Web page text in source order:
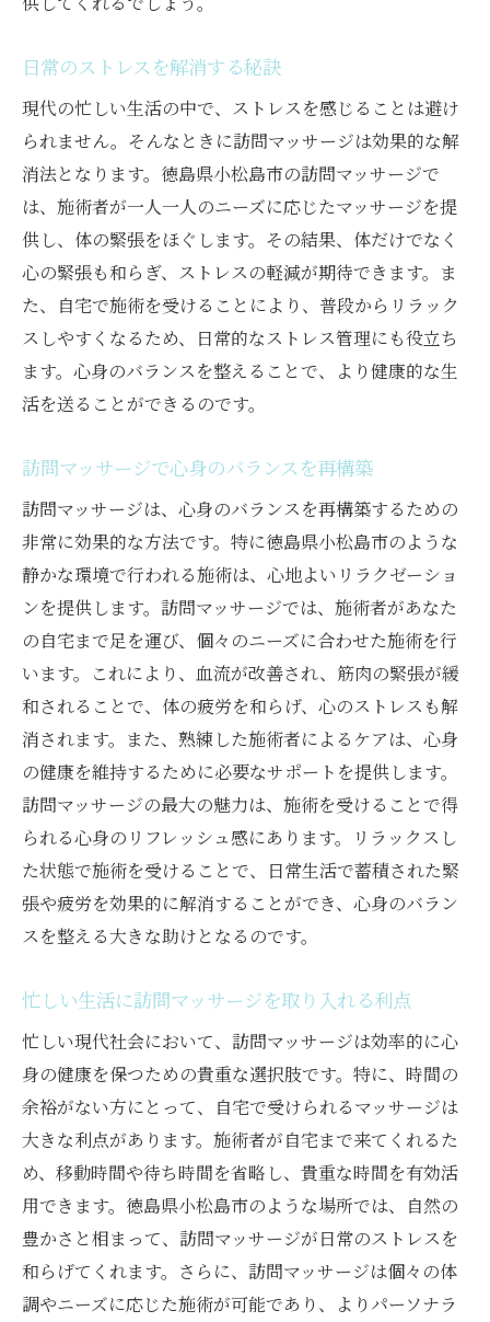
日常のストレスを解消する秘訣
現代の忙しい生活の中で、ストレスを感じることは避け
られません。そんなときに訪問マッサージは効果的な解
消法となります。徳島県小松島市の訪問マッサージで
は、施術者が一人一人のニーズに応じたマッサージを提
供し、体の緊張をほぐします。その結果、体だけでなく
心の緊張も和らぎ、ストレスの軽減が期待できます。ま
た、自宅で施術を受けることにより、普段からリラック
スしやすくなるため、日常的なストレス管理にも役立ち
ます。心身のバランスを整えることで、より健康的な生
活を送ることができるのです。
訪問マッサージで心身のバランスを再構築
訪問マッサージは、心身のバランスを再構築するための
非常に効果的な方法です。特に徳島県小松島市のような
静かな環境で行われる施術は、心地よいリラクゼーショ
ンを提供します。訪問マッサージでは、施術者があなた
の自宅まで足を運び、個々のニーズに合わせた施術を行
います。これにより、血流が改善され、筋肉の緊張が緩
和されることで、体の疲労を和らげ、心のストレスも解
消されます。また、熟練した施術者によるケアは、心身
の健康を維持するために必要なサポートを提供します。
訪問マッサージの最大の魅力は、施術を受けることで得
られる心身のリフレッシュ感にあります。リラックスし
た状態で施術を受けることで、日常生活で蓄積された緊
張や疲労を効果的に解消することができ、心身のバラン
スを整える大きな助けとなるのです。
忙しい生活に訪問マッサージを取り入れる利点
忙しい現代社会において、訪問マッサージは効率的に心
身の健康を保つための貴重な選択肢です。特に、時間の
余裕がない方にとって、自宅で受けられるマッサージは
大きな利点があります。施術者が自宅まで来てくれるた
め、移動時間や待ち時間を省略し、貴重な時間を有効活
用できます。徳島県小松島市のような場所では、自然の
豊かさと相まって、訪問マッサージが日常のストレスを
和らげてくれます。さらに、訪問マッサージは個々の体
調やニーズに応じた施術が可能であり、よりパーソナラ